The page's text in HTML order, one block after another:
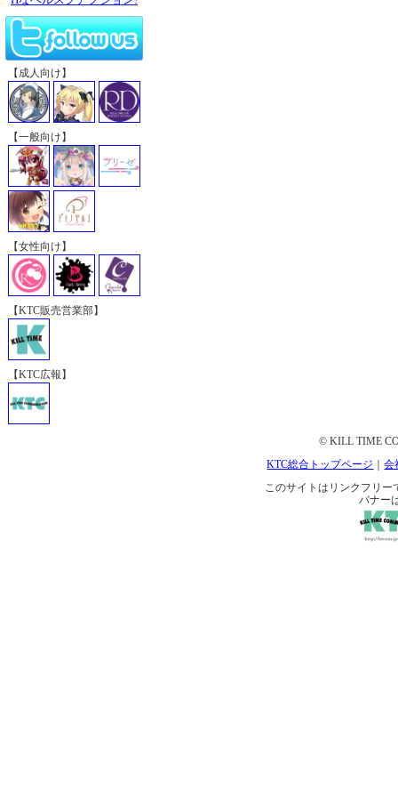
【成人向け】
【一般向け】
【女性向け】
【KTC販売営業部】
【KTC広報】
© KILL TIME
KTC総合トップページ
｜会
このサイトはリンクフリー
バナー